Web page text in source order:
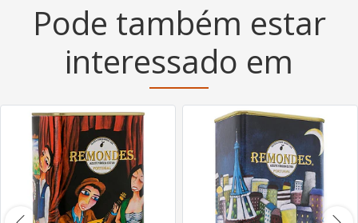
Pode também estar
interessado em